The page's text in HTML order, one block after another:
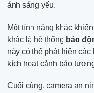
ánh sáng yếu.
Một tính năng khác
khác là hệ thống báo
này có thể phát hiện
kích hoạt cảnh báo
Cuối cùng, camera an